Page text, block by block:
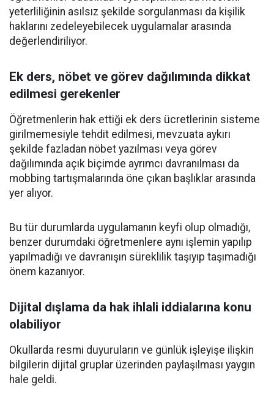
yeterliliğinin asılsız şekilde sorgulanması da kişilik
haklarını zedeleyebilecek uygulamalar arasında
değerlendiriliyor.
Ek ders, nöbet ve görev dağılımında dikkat
edilmesi gerekenler
Öğretmenlerin hak ettiği ek ders ücretlerinin sisteme
girilmemesiyle tehdit edilmesi, mevzuata aykırı
şekilde fazladan nöbet yazılması veya görev
dağılımında açık biçimde ayrımcı davranılması da
mobbing tartışmalarında öne çıkan başlıklar arasında
yer alıyor.
Bu tür durumlarda uygulamanın keyfi olup olmadığı,
benzer durumdaki öğretmenlere aynı işlemin yapılıp
yapılmadığı ve davranışın süreklilik taşıyıp taşımadığı
önem kazanıyor.
Dijital dışlama da hak ihlali iddialarına konu
olabiliyor
Okullarda resmi duyuruların ve günlük işleyişe ilişkin
bilgilerin dijital gruplar üzerinden paylaşılması yaygın
hale geldi.